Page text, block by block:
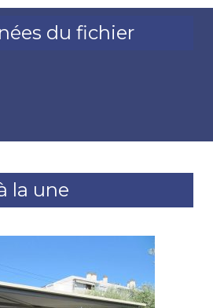
du fichier
la une